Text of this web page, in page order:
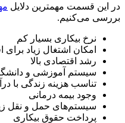
در این قسمت مهمترین دلایل
بررسی می‌کنیم.
نرخ بیکاری بسیار کم
امکان اشتغال زیاد برای
رشد اقتصادی بالا
سیستم آموزشی و
تناسب هزینه زندگی با
وجود بیمه درمانی
سیستم‌های حمل و نقل
پرداخت حقوق بیکاری